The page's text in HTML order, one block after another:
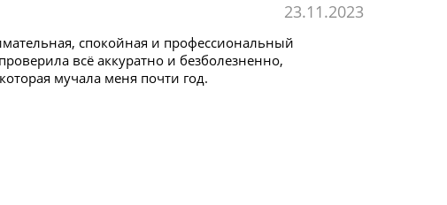
23.11.2023
спокойная и профессиональный
всё аккуратно и безболезненно,
мучала меня почти год.